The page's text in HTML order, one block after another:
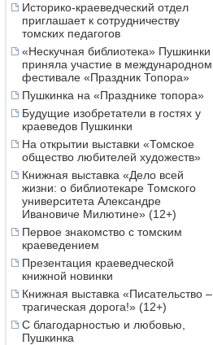
Историко-краеведческий отдел
приглашает к сотрудничеству
томских педагогов
«Нескучная библиотека» Пушкинки
приняла участие в международном
фестивале «Праздник Топора»
Пушкинка на «Празднике топора»
Будущие изобретатели в гостях у
краеведов Пушкинки
На открытии выставки «Томское
общество любителей художеств»
Книжная выставка «Дело всей
жизни: о библиотекаре Томского
университета Александре
Ивановиче Милютине» (12+)
Первое знакомство с томским
краеведением
Презентация краеведческой
книжной новинки
Книжная выставка «Писательство –
трагическая дорога!» (12+)
С благодарностью и любовью,
Пушкинка